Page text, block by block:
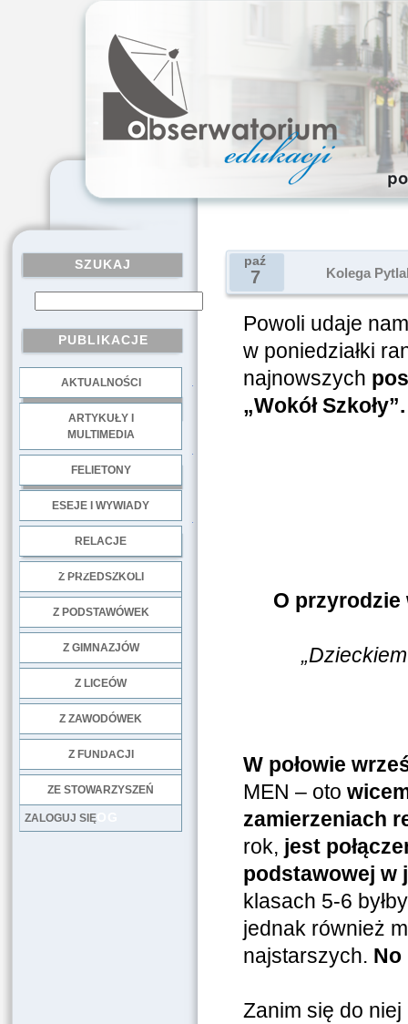
SZUKAJ
PUBLIKACJE
AKTUALNOŚCI
ARTYKUŁY I
MULTIMEDIA
FELIETONY
ESEJE I WYWIADY
RELACJE
Z PRZEDSZKOLI
Z PODSTAWÓWEK
Z GIMNAZJÓW
Z LICEÓW
Z ZAWODÓWEK
Z FUNDACJI
ZE STOWARZYSZEŃ
LOG
ZALOGUJ SIĘ
paź
7 Kolega
Powoli udaje
w poniedziałki
najnowszych
„Wokół
O
W połowie
MEN – oto
zamierzeniach
rok, jest
podstawowej w
klasach 5-6
jednak również
najstarszych. No
Zanim się do